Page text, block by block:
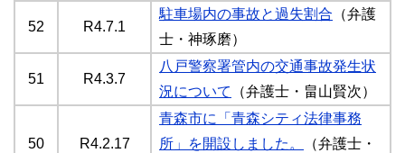
52 R4.7.1
駐車場内の事故と過失割合 （弁護
士・神琢磨）
51 R4.3.7
八戸警察署管内の交通事故発生状
況について
（弁護士・畠山賢次）
50 R4.2.17
青森市に「青森シティ法律事務
所」を開設しました。
（弁護士・